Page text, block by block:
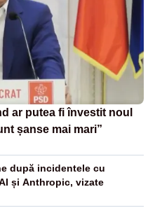
ar putea fi învestit noul
șanse mai mari”
după incidentele cu
și Anthropic, vizate